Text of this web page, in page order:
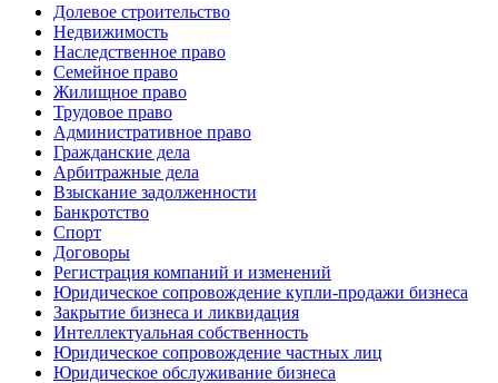
Долевое строительство
Недвижимость
Наследственное право
Семейное право
Жилищное право
Трудовое право
Административное право
Гражданские дела
Арбитражные дела
Взыскание задолженности
Банкротство
Спорт
Договоры
Регистрация компаний и изменений
Юридическое сопровождение купли-продажи бизнеса
Закрытие бизнеса и ликвидация
Интеллектуальная собственность
Юридическое сопровождение частных лиц
Юридическое обслуживание бизнеса